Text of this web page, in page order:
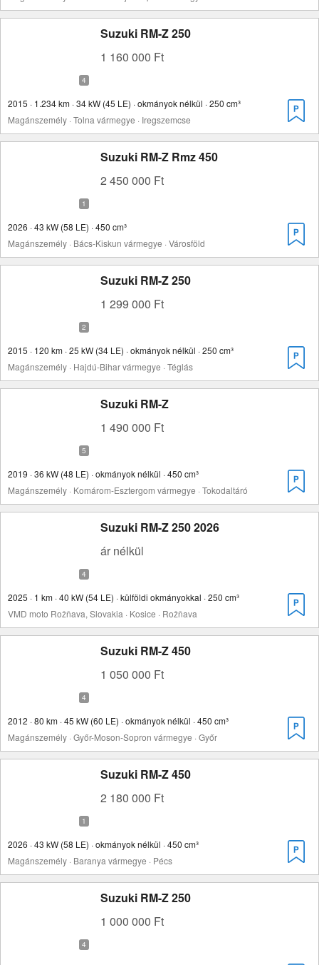
Suzuki RM-Z 250
1 160 000 Ft
2015 · 1.234 km · 34 kW (45 LE) · okmányok nélkül · 250 cm³
Magánszemély · Tolna vármegye · Iregszemcse
Suzuki RM-Z Rmz 450
2 450 000 Ft
2026 · 43 kW (58 LE) · 450 cm³
Magánszemély · Bács-Kiskun vármegye · Városföld
Suzuki RM-Z 250
1 299 000 Ft
2015 · 120 km · 25 kW (34 LE) · okmányok nélkül · 250 cm³
Magánszemély · Hajdú-Bihar vármegye · Téglás
Suzuki RM-Z
1 490 000 Ft
2019 · 36 kW (48 LE) · okmányok nélkül · 450 cm³
Magánszemély · Komárom-Esztergom vármegye · Tokodaltáró
Suzuki RM-Z 250 2026
ár nélkül
2025 · 1 km · 40 kW (54 LE) · külföldi okmányokkal · 250 cm³
VMD moto Rožňava, Slovakia · Kosice · Rožňava
Suzuki RM-Z 450
1 050 000 Ft
2012 · 80 km · 45 kW (60 LE) · okmányok nélkül · 450 cm³
Magánszemély · Győr-Moson-Sopron vármegye · Győr
Suzuki RM-Z 450
2 180 000 Ft
2026 · 43 kW (58 LE) · okmányok nélkül · 450 cm³
Magánszemély · Baranya vármegye · Pécs
Suzuki RM-Z 250
1 000 000 Ft